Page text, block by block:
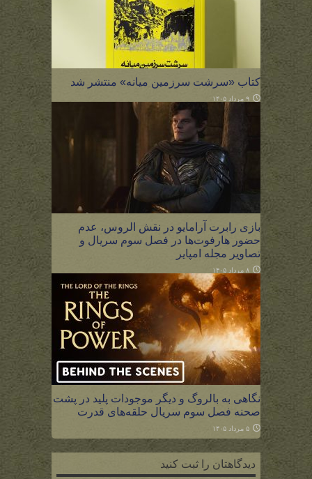
کتاب «سرشت سرزمین میانه» منتشر شد
۹ مرداد ۱۴۰۵
بازی رابرت آرامایو در نقش الروس، عدم
حضور هارفوت‌ها در فصل سوم سریال و
تصاویر مجله امپایر
۸ مرداد ۱۴۰۵
نگاهی به بالروگ و دیگر موجودات پلید در پشت
صحنه فصل سوم سریال حلقه‌های قدرت
۵ مرداد ۱۴۰۵
دیدگاهتان را ثبت کنید